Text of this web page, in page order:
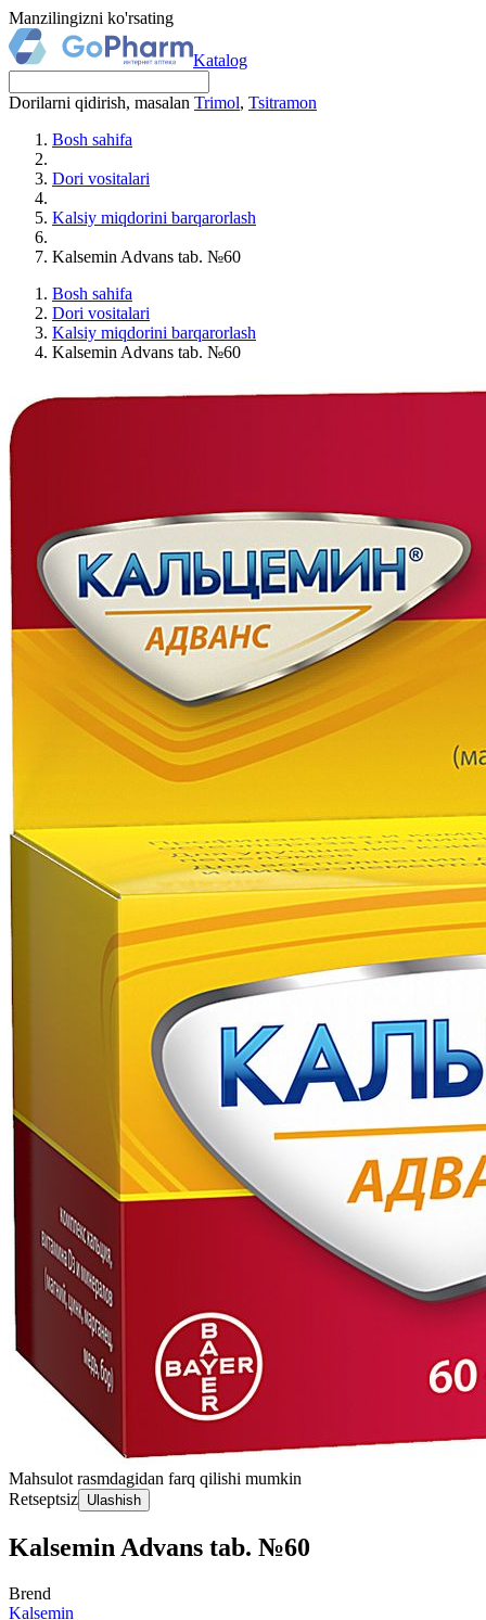
Manzilingizni ko'rsating
Katalog
Dorilarni qidirish, masalan Trimol, Tsitramon
Bosh sahifa
Dori vositalari
Kalsiy miqdorini barqarorlash
Kalsemin Advans tab. №60
Bosh sahifa
Dori vositalari
Kalsiy miqdorini barqarorlash
Kalsemin Advans tab. №60
Mahsulot rasmdagidan farq qilishi mumkin
Retseptsiz Ulashish
Kalsemin Advans tab. №60
Brend
Kalsemin